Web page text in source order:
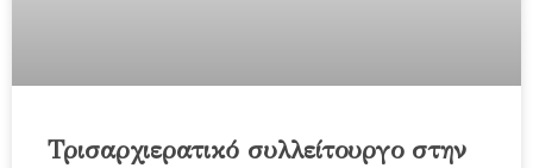
Τρισαρχιερατικό συλλείτουργο στην